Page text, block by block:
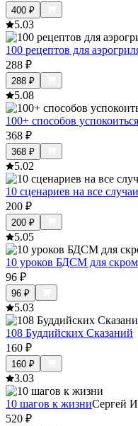
400 ₽
5.03
100 рецептов для
288 ₽
288 ₽
5.08
100+ способов успокоиться
368 ₽
368 ₽
5.02
10 сценариев на все
200 ₽
200 ₽
5.05
10 уроков БДСМ для
96 ₽
96 ₽
5.03
108 Буддийских Сказаний
160 ₽
160 ₽
3.03
10 шагов к жизниСергей
520 ₽